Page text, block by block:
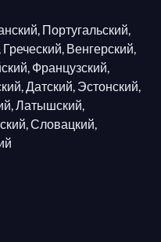
Португальский,
Венгерский,
Французский,
Датский, Эстонский,
Латышский,
Словацкий,